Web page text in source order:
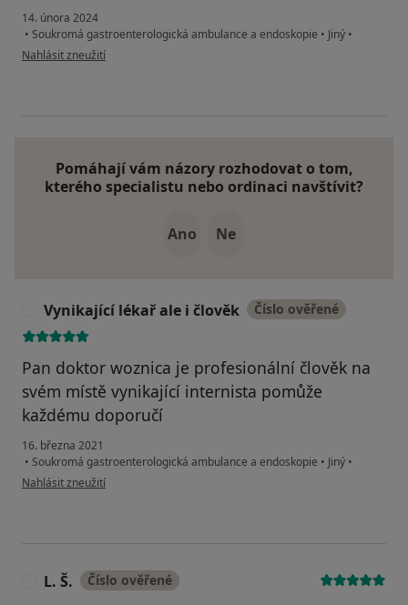
14. února 2024
• Soukromá gastroenterologická ambulance a endoskopie • Jiný •
podle názoru uživatele Ing. Alexandr Srb
Nahlásit zneužití
Pomáhají vám názory rozhodovat o tom,
kterého specialistu nebo ordinaci navštívit?
Ano Ne
Vynikající lékař ale i člověk Číslo ověřené
Pan doktor woznica je profesionální člověk na
svém místě vynikající internista pomůže
každému doporučí
16. března 2021
• Soukromá gastroenterologická ambulance a endoskopie • Jiný •
podle názoru uživatele Vynikající lékař ale i člověk
Nahlásit zneužití
L. Š. Číslo ověřené